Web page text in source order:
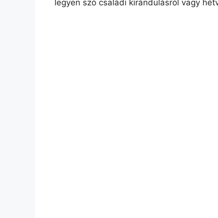
legyen szó családi kirándulásról vagy